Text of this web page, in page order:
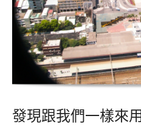
發現跟我們一樣來